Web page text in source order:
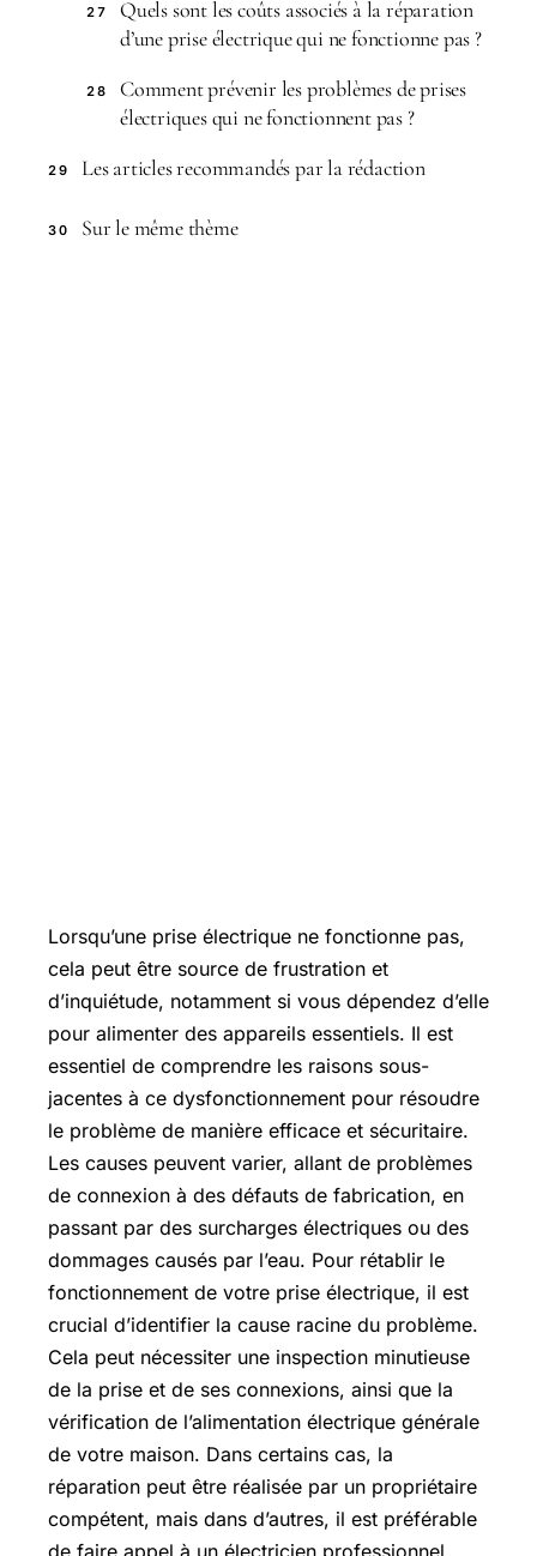
27
Quels sont les coûts associés à la réparation
d’une prise électrique qui ne fonctionne pas ?
28
Comment prévenir les problèmes de prises
électriques qui ne fonctionnent pas ?
29 Les articles recommandés par la rédaction
30 Sur le même thème
Lorsqu’une prise électrique ne fonctionne pas,
cela peut être source de frustration et
d’inquiétude, notamment si vous dépendez d’elle
pour alimenter des appareils essentiels. Il est
essentiel de comprendre les raisons sous-
jacentes à ce dysfonctionnement pour résoudre
le problème de manière efficace et sécuritaire.
Les causes peuvent varier, allant de problèmes
de connexion à des défauts de fabrication, en
passant par des surcharges électriques ou des
dommages causés par l’eau. Pour rétablir le
fonctionnement de votre prise électrique, il est
crucial d’identifier la cause racine du problème.
Cela peut nécessiter une inspection minutieuse
de la prise et de ses connexions, ainsi que la
vérification de l’alimentation électrique générale
de votre maison. Dans certains cas, la
réparation peut être réalisée par un propriétaire
compétent, mais dans d’autres, il est préférable
de faire appel à un électricien professionnel